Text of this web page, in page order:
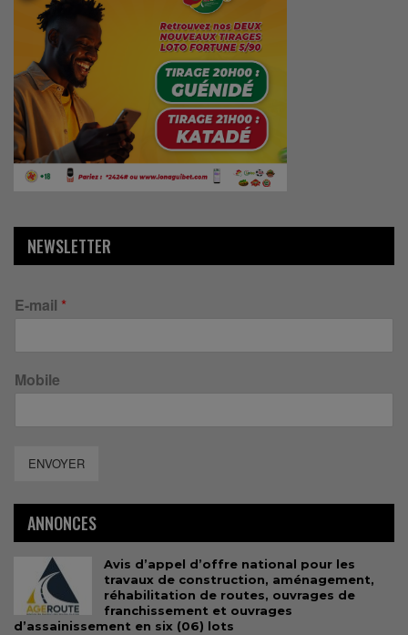
NEWSLETTER
E-mail *
Mobile
ENVOYER
ANNONCES
Avis d’appel d’offre national pour les
travaux de construction, aménagement,
réhabilitation de routes, ouvrages de
franchissement et ouvrages
d’assainissement en six (06) lots